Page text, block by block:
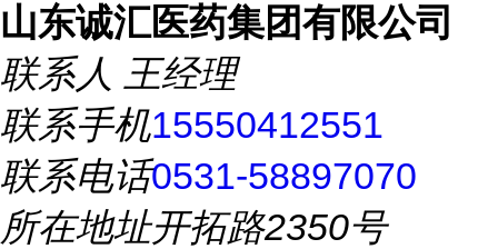
山东诚汇医药集团有限公司
联系人 王经理
联系手机15550412551
联系电话0531-58897070
所在地址开拓路2350号